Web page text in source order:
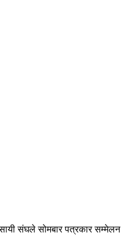
संघले सोमबार पत्रकार